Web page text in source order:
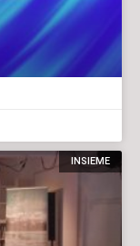
INSIEME